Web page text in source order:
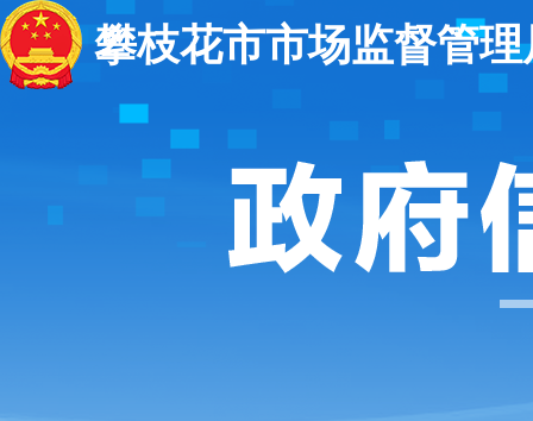
攀枝花市市场监督管理